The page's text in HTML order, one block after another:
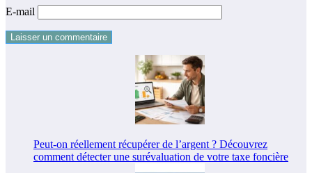
E-mail
Peut-on réellement récupérer de l’argent ? Découvrez
comment détecter une surévaluation de votre taxe foncière